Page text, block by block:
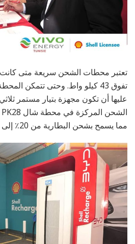
تعتبر محطات الشحن سريعة متى كانت
تفوق 43 كيلو واط. وحتى تتمكن
عليها أن تكون مجهزة بتيار مستمر
مما يسمح بشحن البطارية من 20٪ إلى 80٪ في 30 دقيقة فقط.